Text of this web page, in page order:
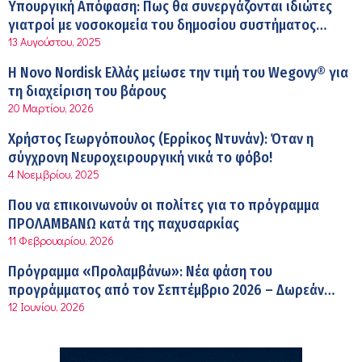
εφοδιαστικής αλυσίδας των φαρμάκων στη διάρκεια
του καλοκαιριού
12:08 μμ
Μιχάλης Τάτσης, Insurance & Healthcare Analyst,
διευθυντής Επιχειρηματικής Ανάπτυξης Ομίλου HHG
11:54 πμ
Kavita Patel: Ένα στα πέντε καινοτόμα φάρμακα φτάνει
τελικά στην Ελλάδα
9:21 πμ
Υπάρχει τελικά «δίαιτα θυρεοειδούς»; Τι λέει η
επιστήμη για τη διατροφή και τα συμπληρώματα
7:38 πμ
Πυρκαγιά στη Δυτική Αττική: Οι κίνδυνοι για τη δημόσια
υγεία
7:16 πμ
την Τεχνητή Νοημοσύνη και την Ογκολογία
Υπουργική Απόφαση: Πως θα συνεργάζονται ιδιώτες
γιατροί με νοσοκομεία του δημοσίου συστήματος
υγείας
13 Αυγούστου, 2025
Η Novo Nordisk Ελλάς μείωσε την τιμή του Wegovy® για
τη διαχείριση του βάρους
20 Μαρτίου, 2026
Χρήστος Γεωργόπουλος (Ερρίκος Ντυνάν): Όταν η
σύγχρονη Νευροχειρουργική νικά το φόβο!
4 Νοεμβρίου, 2025
Που να επικοινωνούν οι πολίτες για το πρόγραμμα
ΠΡΟΛΑΜΒΑΝΩ κατά της παχυσαρκίας
11 Φεβρουαρίου, 2026
Πρόγραμμα «Προλαμβάνω»: Νέα φάση του
προγράμματος από τον Σεπτέμβριο 2026 – Δωρεάν
προληπτικές εξετάσεις έως το 2030
12 Ιουνίου, 2026